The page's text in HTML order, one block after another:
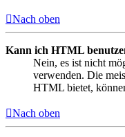
Nach oben
Kann ich HTML
Nein, es ist nicht
verwenden. Die
HTML bietet,
Nach oben